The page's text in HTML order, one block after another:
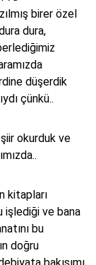
birer özel
dura,
düşerdik
çünkü..
okurduk ve
kitapları
işlediği ve bana
bu
doğru